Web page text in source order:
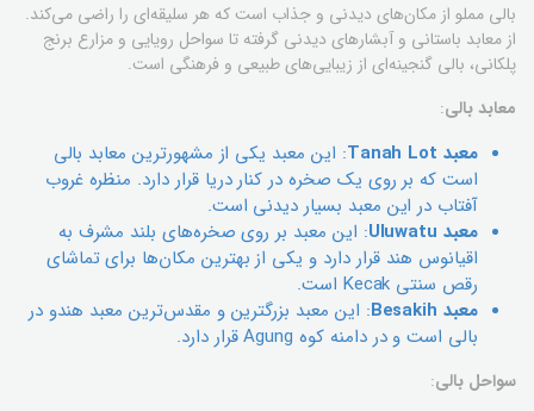
بالی مملو از مکان‌های دیدنی و جذاب است که هر سلیقه‌ای را راضی می‌کند.
از معابد باستانی و آبشارهای دیدنی گرفته تا سواحل رویایی و مزارع برنج
پلکانی، بالی گنجینه‌ای از زیبایی‌های طبیعی و فرهنگی است.
معابد بالی:
معبد Tanah Lot
: این معبد یکی از مشهورترین معابد بالی
است که بر روی یک صخره در کنار دریا قرار دارد. منظره غروب
آفتاب در این معبد بسیار دیدنی است.
معبد Uluwatu
: این معبد بر روی صخره‌های بلند مشرف به
اقیانوس هند قرار دارد و یکی از بهترین مکان‌ها برای تماشای
رقص سنتی Kecak است.
معبد Besakih
: این معبد بزرگترین و مقدس‌ترین معبد هندو در
بالی است و در دامنه کوه Agung قرار دارد.
سواحل بالی: